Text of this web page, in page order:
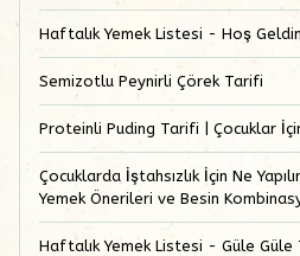
Haftalık Yemek Listesi - Hoş
Semizotlu Peynirli Çörek Tarifi
Proteinli Puding Tarifi | Çocuklar
Çocuklarda İştahsızlık İçin Ne
Yemek Önerileri ve Besin
Haftalık Yemek Listesi - Güle Güle